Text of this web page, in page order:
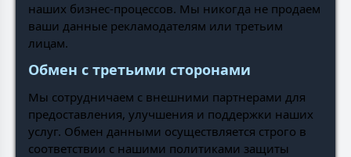
наших бизнес-процессов. Мы никогда не продаем
ваши данные рекламодателям или третьим
лицам.
Обмен с третьими сторонами
Мы сотрудничаем с внешними партнерами для
предоставления, улучшения и поддержки наших
услуг. Обмен данными осуществляется строго в
соответствии с нашими политиками защиты